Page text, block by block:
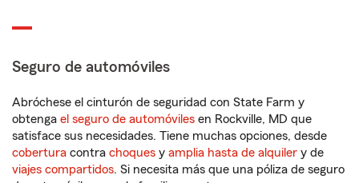
Seguro de automóviles
Abróchese el cinturón de seguridad con State Farm y
obtenga el seguro de automóviles en Rockville, MD que
satisface sus necesidades. Tiene muchas opciones, desde
cobertura contra choques y amplia hasta de alquiler y de
viajes compartidos. Si necesita más que una póliza de seguro